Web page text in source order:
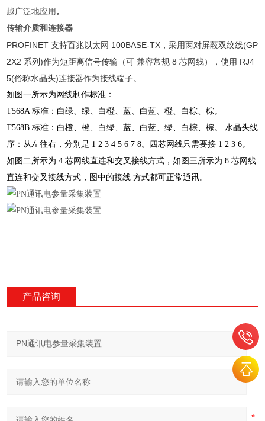
越广泛地应用 。
传输介质和连接器
PROFINET 支持百兆以太网 100BASE-TX，采用两对屏蔽双绞线(GP
2X2 系列)作为短距离信号传输（可 兼容常规 8 芯网线），使用 RJ4
5(俗称水晶头)连接器作为接线端子。
如图一所示为网线制作标准：
T568A 标准：白绿、绿、白橙、蓝、白蓝、橙、白棕、棕。
T568B 标准：白橙、橙、白绿、蓝、白蓝、绿、白棕、棕。水晶头线
序：从左往右，分别是 1 2 3 4 5 6 7 8。四芯网线只需要接 1 2 3 6。
如图二所示为 4 芯网线直连和交叉接线方式，如图三所示为 8 芯网线
直连和交叉接线方式，图中的接线方式都可正常通讯。
产品咨询